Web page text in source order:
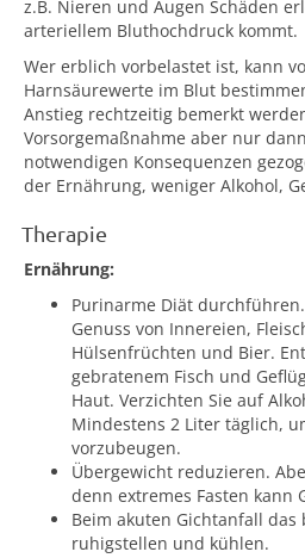
z.B. Nieren und Augen Schäden
arteriellem Bluthochdruck kommt.
Wer erblich vorbelastet ist, kann
Harnsäurewerte im Blut
Anstieg rechtzeitig bemerkt
Vorsorgemaßnahme aber nur
notwendigen Konsequenzen
der Ernährung, weniger Alkohol,
Therapie
Ernährung:
Purinarme Diät
Genuss von Innereien,
Hülsenfrüchten und Bier.
gebratenem Fisch und
Haut. Verzichten Sie auf
Mindestens 2 Liter täglich,
vorzubeugen.
Übergewicht reduzieren.
denn extremes Fasten kann
Beim akuten Gichtanfall das
ruhigstellen und kühlen.